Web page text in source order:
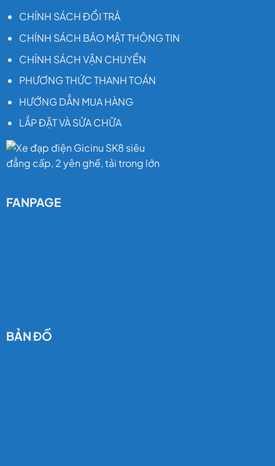
CHÍNH SÁCH ĐỔI TRẢ
CHÍNH SÁCH BẢO MẬT THÔNG TIN
CHÍNH SÁCH VẬN CHUYỂN
PHƯƠNG THỨC THANH TOÁN
HƯỚNG DẪN MUA HÀNG
LẮP ĐẶT VÀ SỬA CHỮA
FANPAGE
BẢN ĐỒ